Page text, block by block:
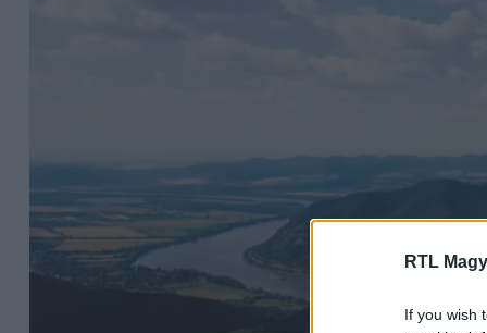
RTL
If you wish